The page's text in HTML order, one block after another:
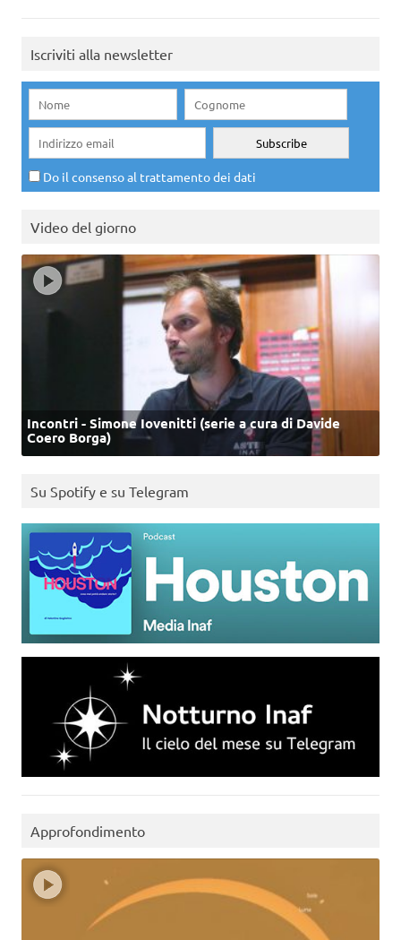
Iscriviti alla newsletter
Do il consenso al trattamento dei dati
Video del giorno
Incontri - Simone Iovenitti (serie a cura di Davide
Coero Borga)
Su Spotify e su Telegram
Approfondimento